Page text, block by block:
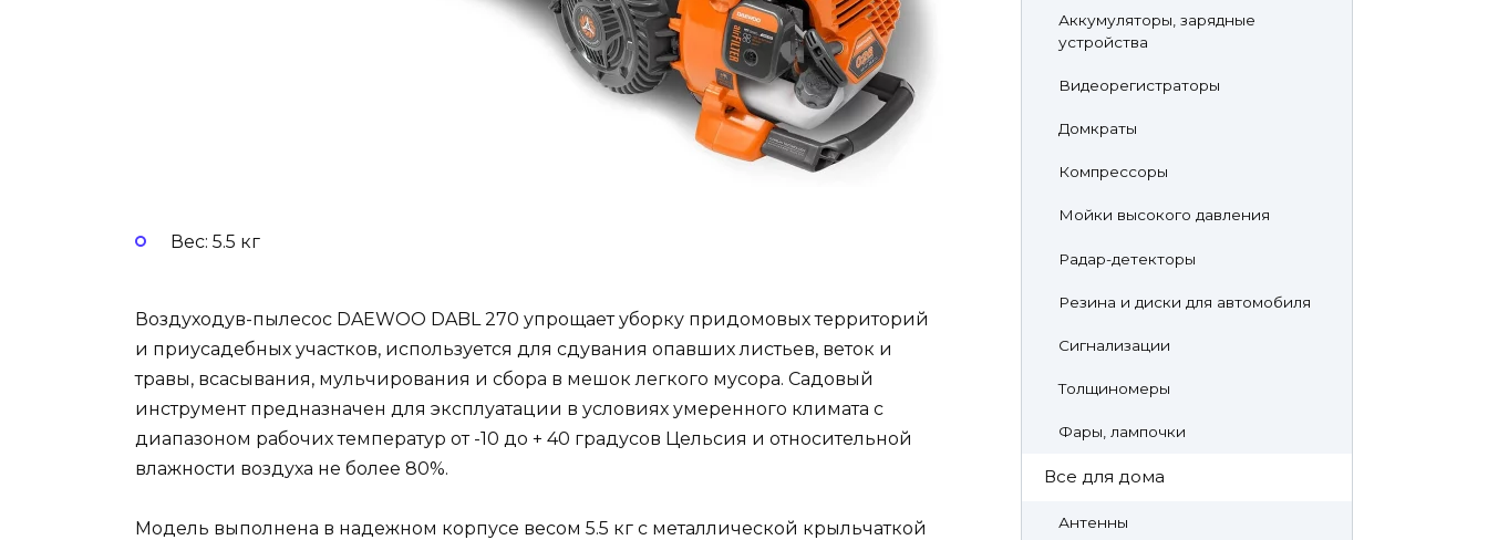
Вес: 5.5 кг
Воздуходув-пылесос DAEWOO DABL 270 упрощает уборку придомовых территорий
и приусадебных участков, используется для сдувания опавших листьев, веток и
травы, всасывания, мульчирования и сбора в мешок легкого мусора. Садовый
инструмент предназначен для эксплуатации в условиях умеренного климата с
диапазоном рабочих температур от -10 до + 40 градусов Цельсия и относительной
влажности воздуха не более 80%.
Модель выполнена в надежном корпусе весом 5.5 кг с металлической крыльчаткой
Аккумуляторы, зарядные
устройства
Видеорегистраторы
Домкраты
Компрессоры
Мойки высокого давления
Радар-детекторы
Резина и диски для автомобиля
Сигнализации
Толщиномеры
Фары, лампочки
Все для дома
Антенны